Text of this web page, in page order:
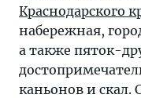
Краснодарского
набережная,
а также пяток-
каньонов и скал.